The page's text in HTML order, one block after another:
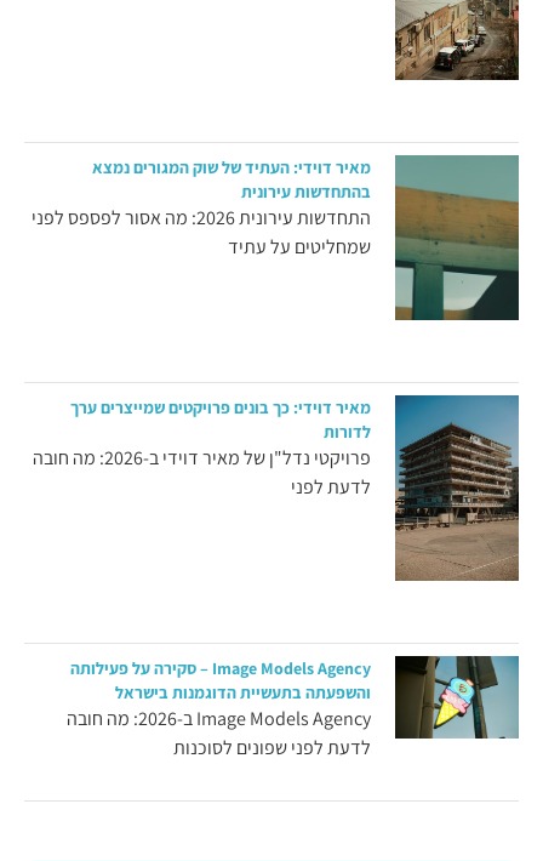
מאיר דוידי: העתיד של שוק המגורים נמצא
בהתחדשות עירונית
התחדשות עירונית 2026: מה אסור לפספס לפני
שמחליטים על עתיד
מאיר דוידי: כך בונים פרויקטים שמייצרים ערך
לדורות
פרויקטי נדל"ן של מאיר דוידי ב-2026: מה חובה
לדעת לפני
Image Models Agency – סקירה על פעילותה
והשפעתה בתעשיית הדוגמנות בישראל
Image Models Agency ב-2026: מה חובה
לדעת לפני שפונים לסוכנות